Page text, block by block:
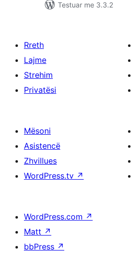
Testuar me 3.3.2
Rreth
Lajme
Strehim
Privatësi
Mësoni
Asistencë
Zhvillues
WordPress.tv ↗
WordPress.com ↗
Matt ↗
bbPress ↗